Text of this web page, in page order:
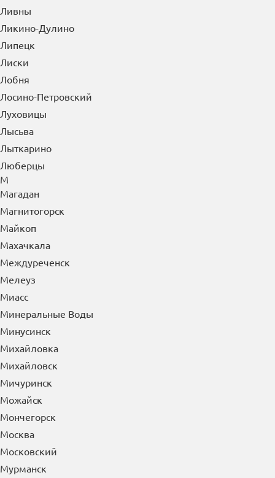
Ливны
Ликино-Дулино
Липецк
Лиски
Лобня
Лосино-Петровский
Луховицы
Лысьва
Лыткарино
Люберцы
М
Магадан
Магнитогорск
Майкоп
Махачкала
Междуреченск
Мелеуз
Миасс
Минеральные Воды
Минусинск
Михайловка
Михайловск
Мичуринск
Можайск
Мончегорск
Москва
Московский
Мурманск